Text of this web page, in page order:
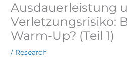
Ausdauerleistung
Verletzungsrisiko:
Warm-Up? (Teil 1)
/ Research